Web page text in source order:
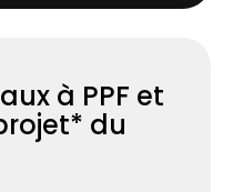
à PPF et
du